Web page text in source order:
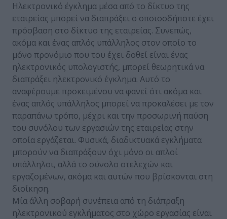
Ηλεκτρονικό έγκλημα μέσα από το δίκτυο της
εταιρείας μπορεί να διαπράξει ο οποιοσδήποτε έχει
πρόσβαση στο δίκτυο της εταιρείας. Συνεπώς,
ακόμα και ένας απλός υπάλληλος στον οποίο το
μόνο προνόμιο που του έχει δοθεί είναι ένας
ηλεκτρονικός υπολογιστής, μπορεί θεωρητικά να
διαπράξει ηλεκτρονικό έγκλημα. Αυτό το
αναφέρουμε προκειμένου να φανεί ότι ακόμα και
ένας απλός υπάλληλος μπορεί να προκαλέσει με τον
παραπάνω τρόπο, μέχρι και την προσωρινή παύση
του συνόλου των εργασιών της εταιρείας στην
οποία εργάζεται. Φυσικά, διαδικτυακά εγκλήματα
μπορούν να διαπράξουν όχι μόνο οι απλοί
υπάλληλοι, αλλά το σύνολο στελεχών και
εργαζομένων, ακόμα και αυτών που βρίσκονται στη
διοίκηση.
Μία άλλη σοβαρή συνέπεια από τη διάπραξη
ηλεκτρονικού εγκλήματος στο χώρο εργασίας είναι